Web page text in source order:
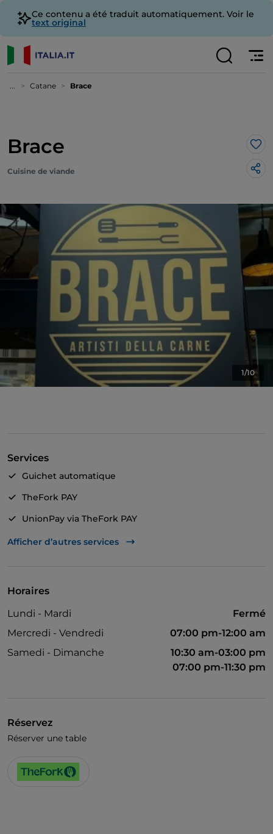
Ce contenu a été traduit automatiquement. Voir le
text original
... Catane Brace
Brace
Cuisine de viande
1/10
Services
Guichet automatique
TheFork PAY
UnionPay via TheFork PAY
Accès handicapés
Dîner spectacle
Menu enfant
Afficher d’autres services
Horaires
Lundi - Mardi
Fermé
Mercredi - Vendredi
07:00 pm-12:00 am
Samedi - Dimanche
10:30 am-03:00 pm
07:00 pm-11:30 pm
Réservez
Réserver une table